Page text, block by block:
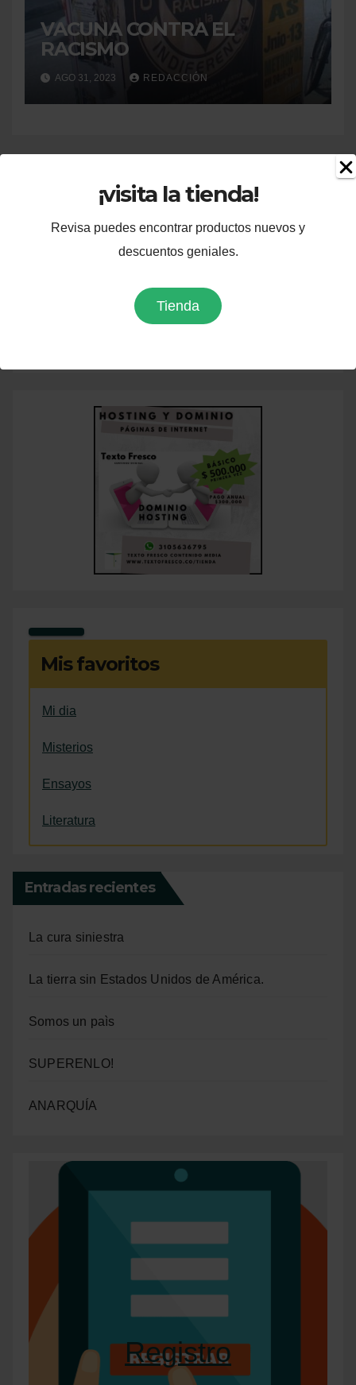
¡visita la tienda!
Revisa puedes encontrar productos nuevos y
descuentos geniales.
Tienda
VACUNA CONTRA EL
RACISMO
AGO 31, 2023 REDACCIÓN
Mis favoritos
Mi dia
Misterios
Ensayos
Literatura
Entradas recientes
La cura siniestra
La tierra sin Estados Unidos de América.
Somos un paìs
SUPERENLO!
ANARQUÍA
Registro